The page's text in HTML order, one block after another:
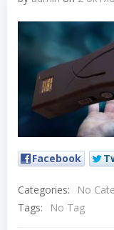
Facebook
Categories:
No
Tags:
No Tag